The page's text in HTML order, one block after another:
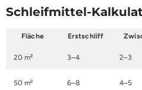
Schleifmittel-
Fläche Erstschliff
20 m² 3–4 2–3
50 m² 6–8 4–5